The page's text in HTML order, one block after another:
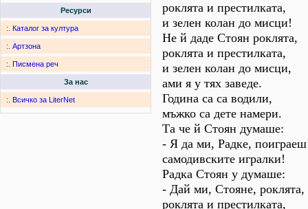
Ресурси
:. Каталог за култура
:. Артзона
:. Писмена реч
За нас
:. Всичко за LiterNet
роклята и престилката,
и зелен колан до мисци!
Не й даде Стоян роклята,
роклята и престилката,
и зелен колан до мисци,
ами я у тях заведе.
Година са са водили,
мъжко са дете намери.
Та че й Стоян думаше:
- Я да ми, Радке, поиграеш
самодивските игралки!
Радка Стоян у думаше:
- Дай ми, Стояне, роклята,
роклята и престилката,